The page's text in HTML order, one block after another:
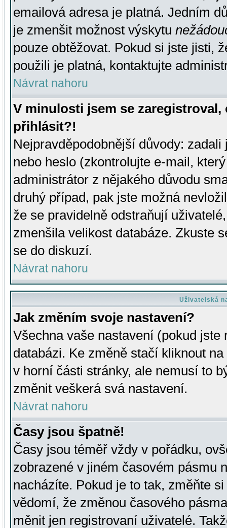
emailová adresa je platná. Jedním
je zmenšit možnost výskytu
pouze obtěžovat. Pokud si jste jisti,
použili je platná, kontaktujte
Návrat nahoru
V minulosti jsem se
přihlásit?!
Nejpravděpodobnější důvody:
nebo heslo (zkontrolujte e-mail,
administrátor z nějakého důvodu
druhý případ, pak jste možná
že se pravidelně odstraňují
zmenšila velikost databáze. Zkuste
se do diskuzí.
Návrat nahoru
Uživatelská
Jak změním svoje nastavení?
Všechna vaše nastavení (pokud
databázi. Ke změně stačí kliknout
v horní části stránky, ale nemusí to
změnit veškerá svá nastavení.
Návrat nahoru
Časy jsou špatně!
Časy jsou téměř vždy v pořádku,
zobrazené v jiném časovém pásmu
nacházíte. Pokud je to tak, změňte
vědomí, že změnou časového
měnit jen registrovaní uživatelé.